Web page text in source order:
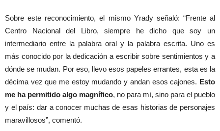
Sobre este reconocimiento, el mismo Yrady señaló: “Frente al
Centro Nacional del Libro, siempre he dicho que soy un
intermediario entre la palabra oral y la palabra escrita. Uno es
más conocido por la dedicación a escribir sobre sentimientos y a
dónde se mudan. Por eso, llevo esos papeles errantes, esta es la
décima vez que me estoy mudando y andan esos cajones. Esto
me ha permitido algo magnífico, no para mí, sino para el pueblo
y el país: dar a conocer muchas de esas historias de personajes
maravillosos”, comentó.